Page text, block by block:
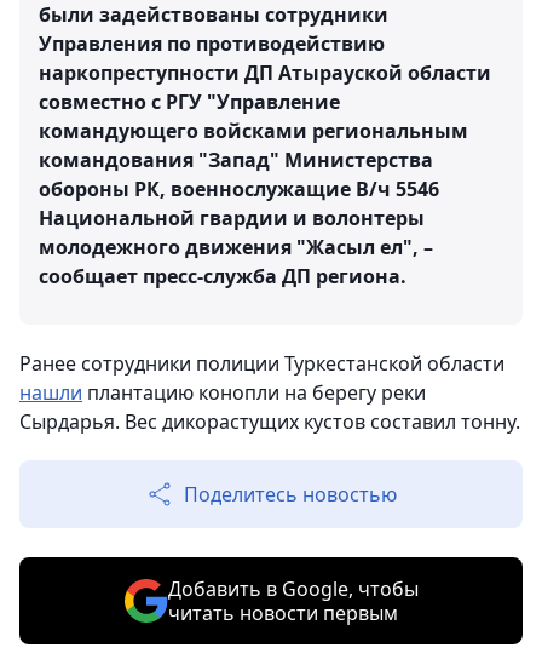
были задействованы сотрудники
Управления по противодействию
наркопреступности ДП Атырауской области
совместно с РГУ "Управление
командующего войсками региональным
командования "Запад" Министерства
обороны РК, военнослужащие В/ч 5546
Национальной гвардии и волонтеры
молодежного движения "Жасыл ел", –
сообщает пресс-служба ДП региона.
Ранее сотрудники полиции Туркестанской области
нашли плантацию конопли на берегу реки
Сырдарья. Вес дикорастущих кустов составил тонну.
Поделитесь новостью
Добавить в Google, чтобы
читать новости первым